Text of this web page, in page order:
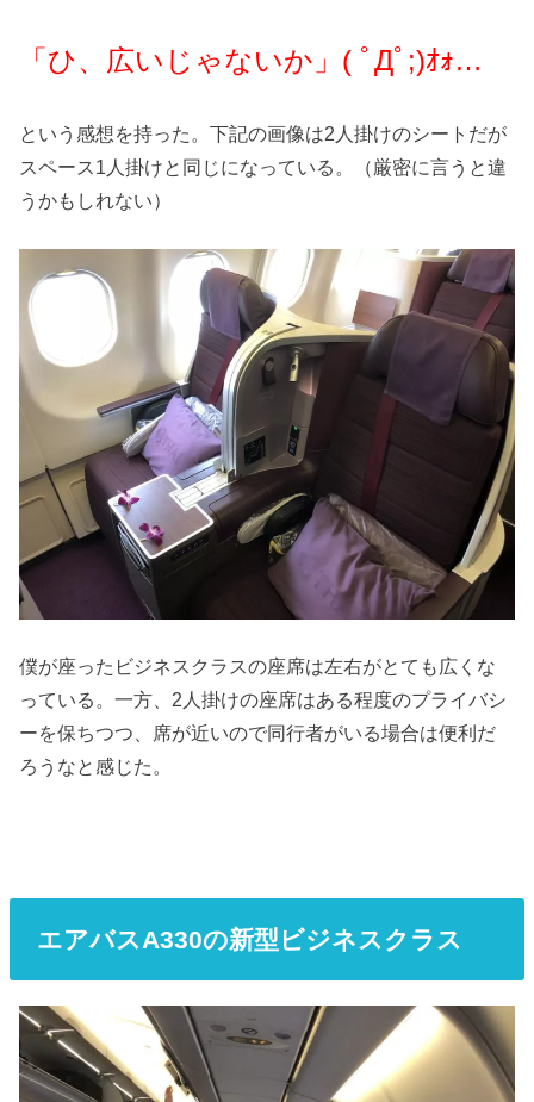
「ひ、広いじゃないか」( ﾟДﾟ;)ｵｫ…
という感想を持った。下記の画像は2人掛けのシートだが
スペース1人掛けと同じになっている。（厳密に言うと違
うかもしれない）
僕が座ったビジネスクラスの座席は左右がとても広くな
っている。一方、2人掛けの座席はある程度のプライバシ
ーを保ちつつ、席が近いので同行者がいる場合は便利だ
ろうなと感じた。
エアバスA330の新型ビジネスクラス